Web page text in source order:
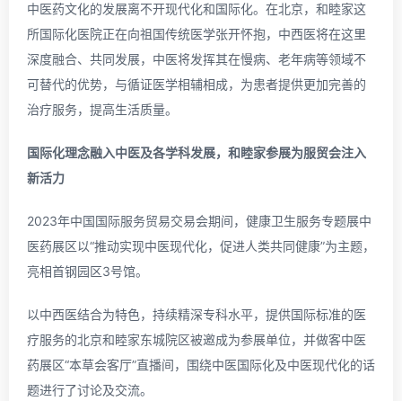
中医药文化的发展离不开现代化和国际化。在北京，和睦家这
所国际化医院正在向祖国传统医学张开怀抱，中西医将在这里
深度融合、共同发展，中医将发挥其在慢病、老年病等领域不
可替代的优势，与循证医学相辅相成，为患者提供更加完善的
治疗服务，提高生活质量。
国际化理念融入中医及各学科发展，和睦家参展为服贸会注入
新活力
2023年中国国际服务贸易交易会期间，健康卫生服务专题展中
医药展区以“推动实现中医现代化，促进人类共同健康”为主题，
亮相首钢园区3号馆。
以中西医结合为特色，持续精深专科水平，提供国际标准的医
疗服务的北京和睦家东城院区被邀成为参展单位，并做客中医
药展区“本草会客厅”直播间，围绕中医国际化及中医现代化的话
题进行了讨论及交流。